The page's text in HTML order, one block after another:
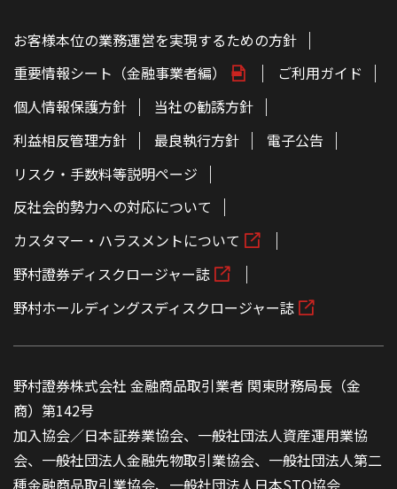
お客様本位の業務運営を実現するための方針
重要情報シート（金融事業者編）
ご利用ガイド
個人情報保護方針
当社の勧誘方針
利益相反管理方針
最良執行方針
電子公告
リスク・手数料等説明ページ
反社会的勢力への対応について
カスタマー・ハラスメントについて
野村證券ディスクロージャー誌
野村ホールディングスディスクロージャー誌
野村證券株式会社 金融商品取引業者 関東財務局長（金
商）第142号
加入協会／日本証券業協会、一般社団法人資産運用業協
会、一般社団法人金融先物取引業協会、一般社団法人第二